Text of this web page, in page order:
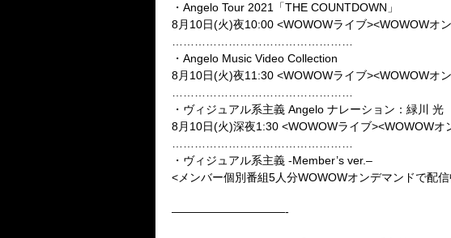
・Angelo Tour 2021「THE COUNTDOWN」
8月10日(火)夜10:00 <WOWOWライブ><WOWOWオ
・Angelo Music Video Collection
8月10日(火)夜11:30 <WOWOWライブ><WOWOWオ
・ヴィジュアル系主義 Angelo ナレーション：緑川 光
8月10日(火)深夜1:30 <WOWOWライブ><WOWOWオ
・ヴィジュアル系主義 -Member’s ver.–
<メンバー個別番組5人分WOWOWオンデマンドで配
——————————-